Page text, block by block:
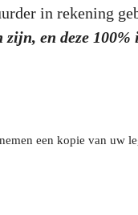
in rekening
zijn, en deze
een kopie van uw